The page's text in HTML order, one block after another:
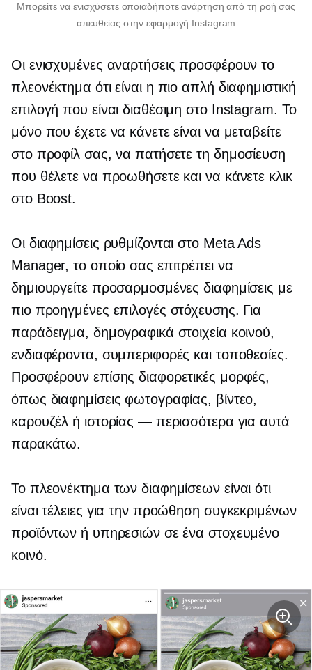
Μπορείτε να ενισχύσετε οποιαδήποτε ανάρτηση από τη ροή σας
απευθείας στην εφαρμογή Instagram
Οι ενισχυμένες αναρτήσεις προσφέρουν το
πλεονέκτημα ότι είναι η πιο απλή διαφημιστική
επιλογή που είναι διαθέσιμη στο Instagram. Το
μόνο που έχετε να κάνετε είναι να μεταβείτε
στο προφίλ σας, να πατήσετε τη δημοσίευση
που θέλετε να προωθήσετε και να κάνετε κλικ
στο Boost.
Οι διαφημίσεις ρυθμίζονται στο Meta Ads
Manager, το οποίο σας επιτρέπει να
δημιουργείτε προσαρμοσμένες διαφημίσεις με
πιο προηγμένες επιλογές στόχευσης. Για
παράδειγμα, δημογραφικά στοιχεία κοινού,
ενδιαφέροντα, συμπεριφορές και τοποθεσίες.
Προσφέρουν επίσης διαφορετικές μορφές,
όπως διαφημίσεις φωτογραφίας, βίντεο,
καρουζέλ ή ιστορίας — περισσότερα για αυτά
παρακάτω.
Το πλεονέκτημα των διαφημίσεων είναι ότι
είναι τέλειες για την προώθηση συγκεκριμένων
προϊόντων ή υπηρεσιών σε ένα στοχευμένο
κοινό.